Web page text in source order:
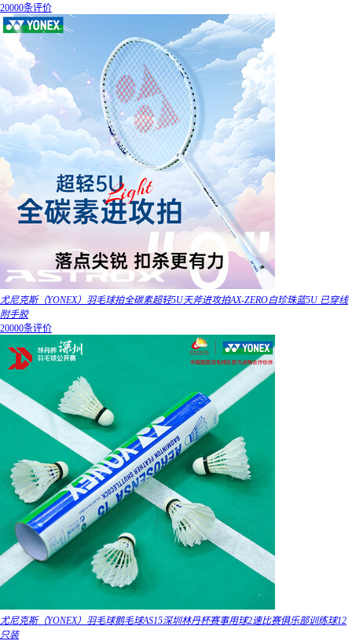
20000条评价
尤尼克斯（YONEX）羽毛球拍全碳素超轻5U天斧进攻拍AX-ZERO白珍珠蓝5U 已穿线
附手胶
20000条评价
尤尼克斯（YONEX）羽毛球鹅毛球AS15深圳林丹杯赛事用球2速比赛俱乐部训练球12
只装